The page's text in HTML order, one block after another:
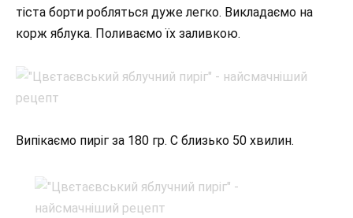
тіста борти робляться дуже легко. Викладаємо на
корж яблука. Поливаємо їх заливкою.
Випікаємо пиріг за 180 гр. С близько 50 хвилин.